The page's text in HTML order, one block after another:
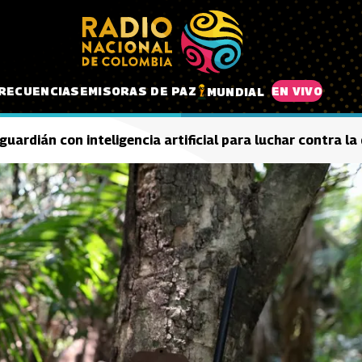
EMISORAS DE PAZ MUNDIAL EN VIVO
con inteligencia artificial para luchar contra